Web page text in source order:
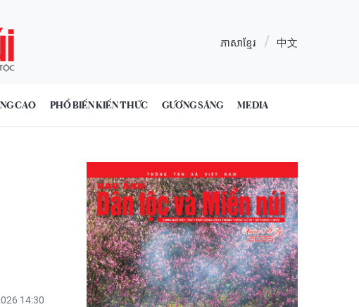
ភាសាខ្មែរ 中文
CAO PHỔ BIẾN KIẾN THỨC GƯƠNG SÁNG MEDIA
14:30